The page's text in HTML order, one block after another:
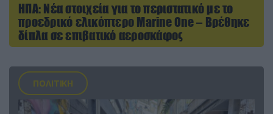
ΗΠΑ: Nέα στοιχεία για το περιστατικό με το
προεδρικό ελικόπτερο Marine One – Βρέθηκε
δίπλα σε επιβατικό αεροσκάφος
ΠΟΛΙΤΙΚΗ